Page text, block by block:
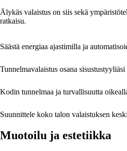
Älykäs valaistus on siis sekä
ratkaisu.
Säästä energiaa ajastimilla ja
Tunnelmavalaistus osana sisustustyyliäsi
Kodin tunnelmaa ja turvallisuutta
Suunnittele koko talon valaistuksen
Muotoilu ja estetiikka